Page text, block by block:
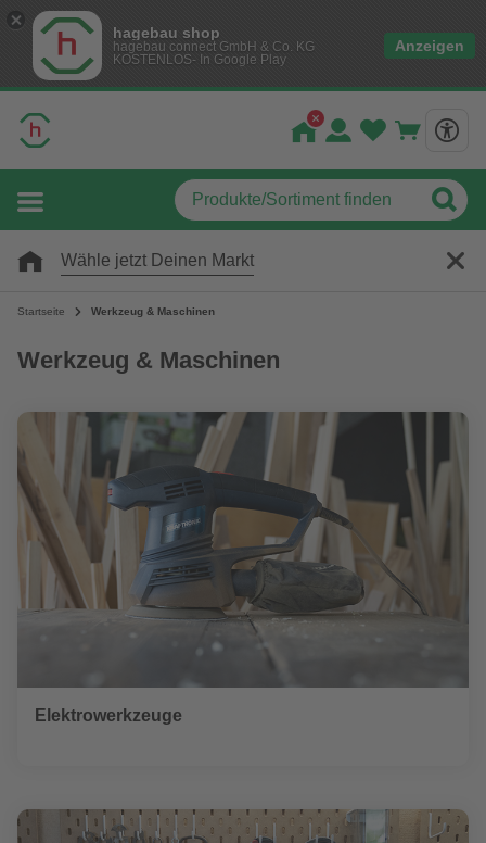
hagebau shop
hagebau connect GmbH & Co. KG
KOSTENLOS- In Google Play
Anzeigen
Wähle jetzt Deinen Markt
Startseite Werkzeug & Maschinen
Werkzeug & Maschinen
Elektrowerkzeuge